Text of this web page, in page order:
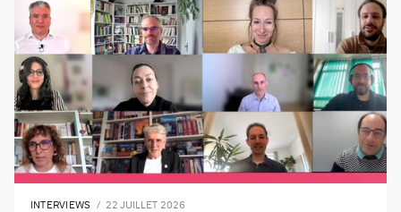
INTERVIEWS 22 JUILLET 2026